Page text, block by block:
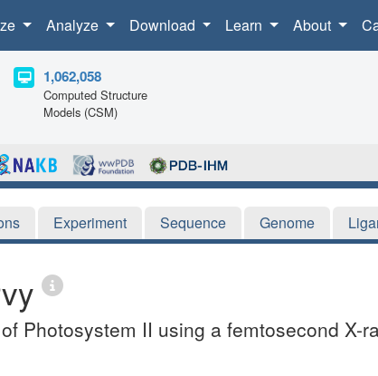
Analyze Download Learn About
1,062,058
Computed Structure
Models (CSM)
Experiment Sequence Genome
Photosystem II using a femtosecond X-